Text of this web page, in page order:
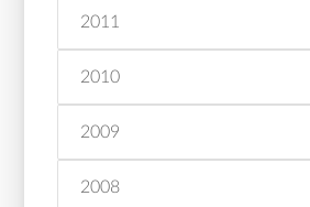
2011
2010
2009
2008